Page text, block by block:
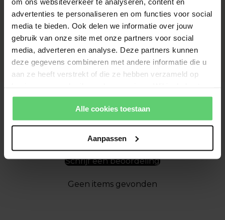
advertenties te personaliseren en om functies voor social
media te bieden. Ook delen we informatie over jouw
gebruik van onze site met onze partners voor social
media, adverteren en analyse. Deze partners kunnen
deze gegevens combineren met andere informatie die u
aan ze heeft verstrekt of die ze hebben verzameld op
website-ervaring? Kies dan voor alle cookies. Meer
informatie over cookies vind je in onze Privacy Policy.
Alle cookies toestaan
Aanpassen
Klantbeoordelingen
Wees de eerste om een beoordeling te schrijven
Schrijf een beoordeling
Geen items gevonden